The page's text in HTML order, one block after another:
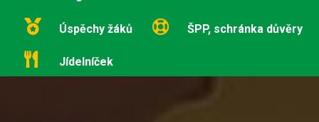
Úspěchy žáků ŠPP, schránka důvěry
Jídelníček